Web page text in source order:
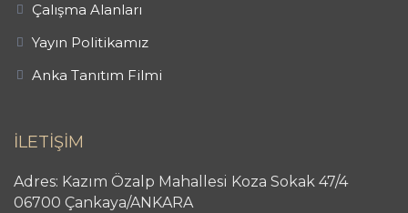
Çalışma Alanları
Yayın Politikamız
Anka Tanıtım Filmi
İLETİŞİM
Adres: Kazım Özalp Mahallesi Koza Sokak 47/4
06700 Çankaya/ANKARA